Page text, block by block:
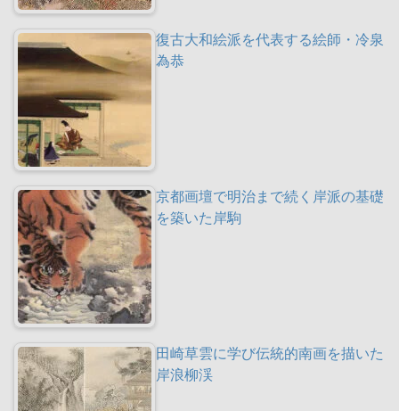
復古大和絵派を代表する絵師・冷泉
為恭
京都画壇で明治まで続く岸派の基礎
を築いた岸駒
田崎草雲に学び伝統的南画を描いた
岸浪柳渓